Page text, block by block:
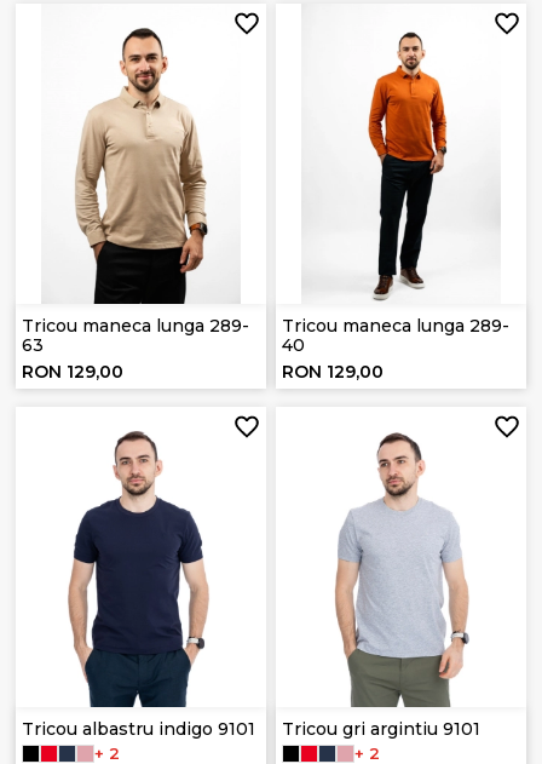
Tricou maneca lunga 289-
63
RON 129,00
Tricou maneca lunga 289-
40
RON 129,00
Tricou albastru indigo 9101
+ 2
Tricou gri argintiu 9101
+ 2